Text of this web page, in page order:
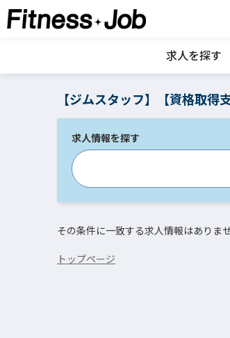
求人を探す
【ジムスタッフ】【資格取得
求人情報を探す
その条件に一致する求人情報はありま
トップページ